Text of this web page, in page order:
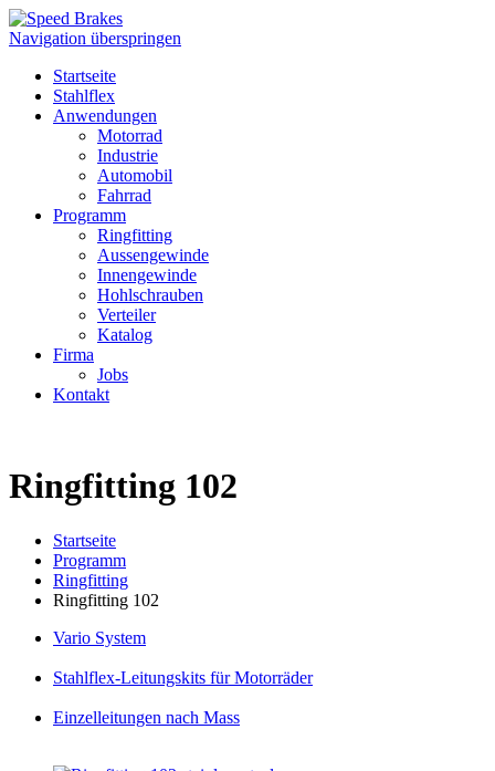
Navigation überspringen
Startseite
Stahlflex
Anwendungen
Motorrad
Industrie
Automobil
Fahrrad
Programm
Ringfitting
Aussengewinde
Innengewinde
Hohlschrauben
Verteiler
Katalog
Firma
Jobs
Kontakt
Ringfitting 102
Startseite
Programm
Ringfitting
Ringfitting 102
Vario System
Stahlflex-Leitungskits für Motorräder
Einzelleitungen nach Mass